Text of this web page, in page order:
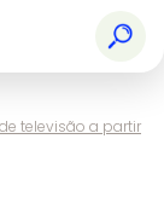
televisão a partir